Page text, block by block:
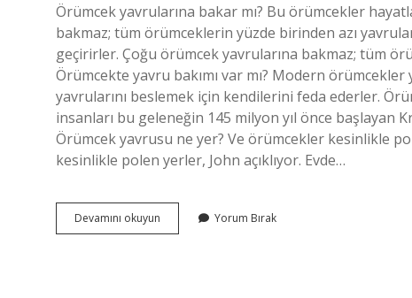
Örümcek yavrularına bakar mı? Bu örümcekler
bakmaz; tüm örümceklerin yüzde birinden azı
geçirirler. Çoğu örümcek yavrularına bakmaz; tüm
Örümcekte yavru bakımı var mı? Modern
yavrularını beslemek için kendilerini feda ederler.
insanları bu geleneğin 145 milyon yıl önce başlayan
Örümcek yavrusu ne yer? Ve örümcekler kesinlikle
kesinlikle polen yerler, John açıklıyor. Evde…
Devamını okuyun Örümcek
Yavrusuna
Yorum Bırak